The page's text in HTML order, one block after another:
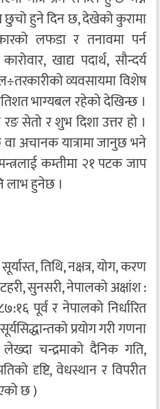
छुचो हुने दिन छ, देखेको कुरामा
लफडा र तनावमा पर्न
खाद्य पदार्थ, सौन्दर्य
व्यवसायमा विशेष
भाग्यबल रहेको देखिन्छ ।
सेतो र शुभ दिशा उत्तर हो ।
अचानक यात्रामा जानुछ भने
कम्तीमा २१ पटक जाप
लाभ हुनेछ ।
सूर्यास्त, तिथि, नक्षत्र, योग, करण
सुनसरी, नेपालको अक्षांश :
पूर्व र नेपालको निर्धारित
प्रयोग गरी गणना
चन्द्रमाको दैनिक गति,
दृष्टि, वेधस्थान र विपरीत
छ )